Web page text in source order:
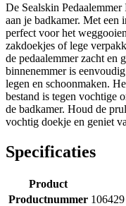
De Sealskin
aan je badkamer. Met een
perfect voor het
zakdoekjes of lege
de pedaalemmer zacht en
binnenemmer is
legen en schoonmaken.
bestand is tegen vochtige
de badkamer. Houd de
vochtig doekje en geniet
Specificaties
Product
Productnummer 106429